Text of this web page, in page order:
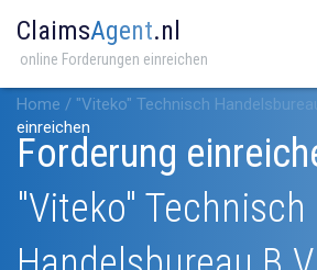
ClaimsAgent.nl
online Forderungen einreichen
Home / "Viteko" Technisch Handelsbureau
einreichen
Forderung
"Viteko" Technisch